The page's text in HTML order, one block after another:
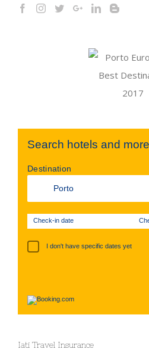
Search hotels and
Destination
Check-in date
I don't have specific dates yet
Iati Travel Insurance